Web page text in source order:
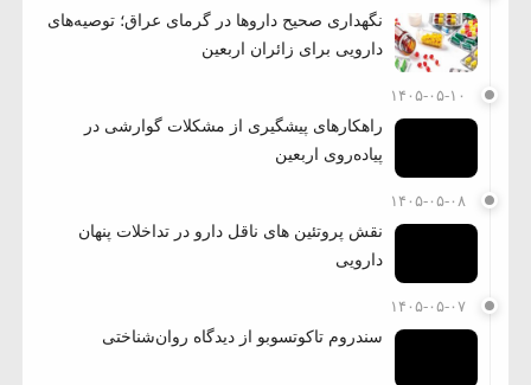
نگهداری صحیح داروها در گرمای عراق؛ توصیه‌های
دارویی برای زائران اربعین
۱۴۰۵-۰۵-۱۰
راهکارهای پیشگیری از مشکلات گوارشی در
پیاده‌روی اربعین
۱۴۰۵-۰۵-۰۸
نقش پروتئین های ناقل دارو در تداخلات پنهان
دارویی
۱۴۰۵-۰۵-۰۷
سندروم تاکوتسوبو از دیدگاه روان‌شناختی